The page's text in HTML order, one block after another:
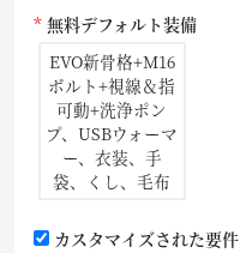
無料デフォルト装備
EVO新骨格+M16
ボルト+視線＆指
可動+洗浄ポン
プ、USBウォーマ
ー、衣装、手
袋、くし、毛布
カスタマイズされた要件